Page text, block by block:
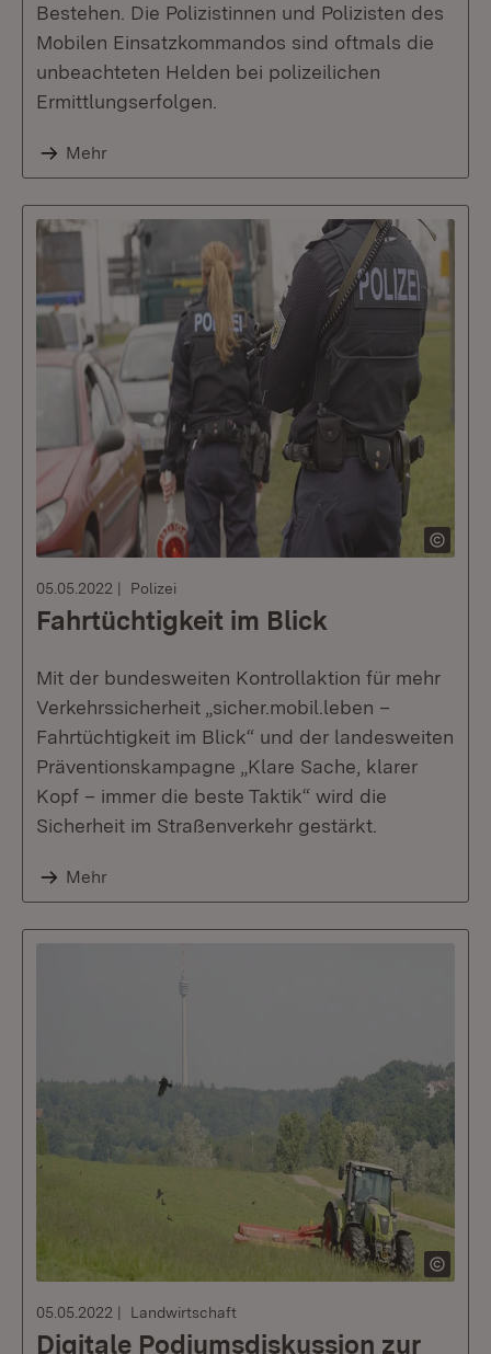
Bestehen. Die Polizistinnen und Polizisten des
Mobilen Einsatzkommandos sind oftmals die
unbeachteten Helden bei polizeilichen
Ermittlungserfolgen.
Mehr
05.05.2022 Polizei
Fahrtüchtigkeit im Blick
Mit der bundesweiten Kontrollaktion für mehr
Verkehrssicherheit „sicher.mobil.leben –
Fahrtüchtigkeit im Blick“ und der landesweiten
Präventionskampagne „Klare Sache, klarer
Kopf – immer die beste Taktik“ wird die
Sicherheit im Straßenverkehr gestärkt.
Mehr
05.05.2022 Landwirtschaft
Digitale Podiumsdiskussion zur